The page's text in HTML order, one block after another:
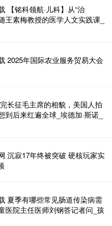
【铭科领航·儿科】从“治
王素梅教授的医学人文实践课_
2025年国际农业服务贸易大会
长征毛主席的相貌，美国人拍
到后来红遍全球_埃德加·斯诺_
沉寂17年终被突破 硬核玩家实
夏季有哪些常见肠道传染病需
医院主任医师刘钢答记者问_孩